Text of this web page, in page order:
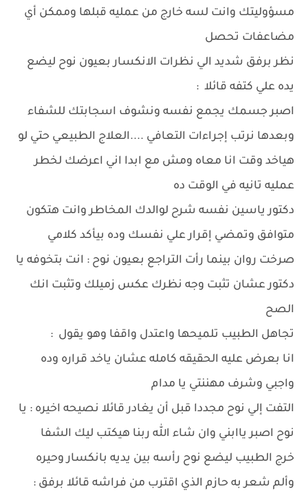
مسؤوليتك وانت لسه خارج من عمليه قبلها وممكن أي
مضاعفات تحصل
نظر برفق شديد الي نظرات الانكسار بعيون نوح ليضع
يده علي كتفه قائلا :
اصبر جسمك يجمع نفسه ونشوف اسجابتك للشفاء
وبعدها نرتب إجراءات التعافي ....العلاج الطبيعي حتي لو
هياخد وقت انا معاه ومش مع ابدا اني اعرضك لخطر
عمليه تانيه في الوقت ده
دكتور ياسين نفسه شرح لوالدك المخاطر وانت هتكون
متوافق وتمضي إقرار علي نفسك وده بيأكد كلامي
صرخت روان بينما رأت التراجع بعيون نوح : انت بتخوفه يا
دكتور عشان تثبت وجه نظرك عكس زميلك وتثبت انك
الصح
تجاهل الطبيب تلميحها واعتدل واقفا وهو يقول :
انا بعرض عليه الحقيقه كامله عشان ياخد قراره وده
واجبي وشرف مهننتي يا مدام
التفت إلي نوح مجددا قبل أن يغادر قائلا نصيحه اخيره : يا
نوح اصبر ياابني وان شاء الله ربنا هيكتب ليك الشفا
خرج الطبيب ليضع نوح رأسه بين يديه بانكسار وحيره
وألم شعر به حازم الذي اقترب من فراشه قائلا برفق :